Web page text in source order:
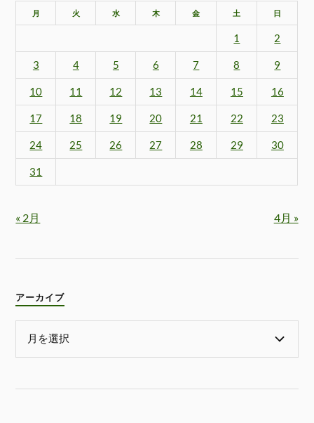
月 火 水 木 金 土 日
1 2
3 4 5 6 7 8 9
10 11 12 13 14 15 16
17 18 19 20 21 22 23
24 25 26 27 28 29 30
31
« 2月 4月 »
アーカイブ